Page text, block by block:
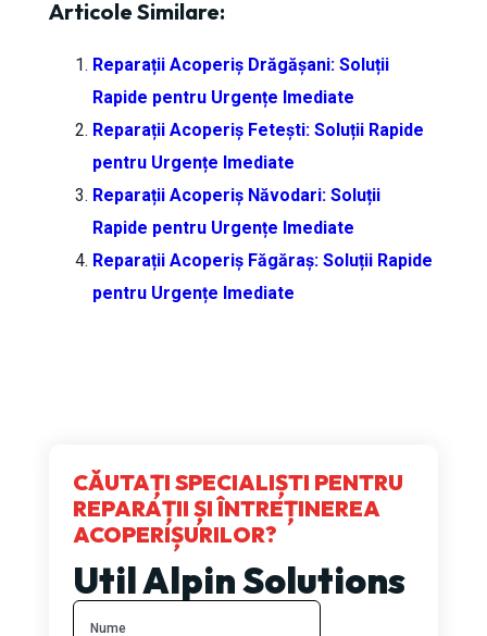
Articole Similare:
Reparații Acoperiș Drăgășani: Soluții
Rapide pentru Urgențe Imediate
Reparații Acoperiș Fetești: Soluții Rapide
pentru Urgențe Imediate
Reparații Acoperiș Năvodari: Soluții
Rapide pentru Urgențe Imediate
Reparații Acoperiș Făgăraș: Soluții Rapide
pentru Urgențe Imediate
CĂUTAȚI SPECIALIȘTI PENTRU
REPARAȚII ȘI ÎNTREȚINEREA
ACOPERIȘURILOR?
Util Alpin Solutions